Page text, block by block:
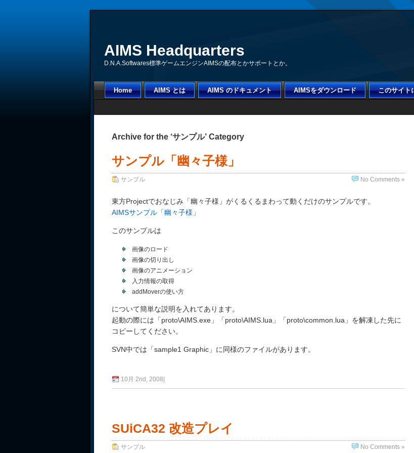
AIMS Headquarters
D.N.A.Softwares標準ゲームエンジンAIMSの配布とかサポートとか。
Home AIMS とは AIMS のドキュメント AIMSをダウンロード このサイト
Archive for the ‘サンプル’ Category
サンプル「幽々子様」
サンプル No Comments »
東方Projectでおなじみ「幽々子様」がくるくるまわって動くだけのサンプルです。
AIMSサンプル「幽々子様」
このサンプルは
画像のロード
画像の切り出し
画像のアニメーション
入力情報の取得
addMoverの使い方
について簡単な説明を入れてあります。
起動の際には「proto\AIMS.exe」「proto\AIMS.lua」「proto\common.lua」を解凍した先に
コピーしてください。
SVN中では「sample1 Graphic」に同様のファイルがあります。
10月 2nd, 2008
SUiCA32 改造プレイ
サンプル No Comments »